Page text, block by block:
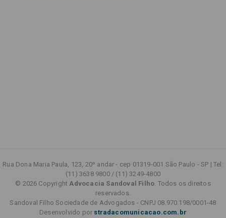
Rua Dona Maria Paula, 123, 20º andar - cep 01319-001 São Paulo - SP | Tel:
(11) 3638 9800 / (11) 3249-4800
© 2026 CopyrightAdvocacia Sandoval Filho. Todos os direitos
reservados.
Sandoval Filho Sociedade de Advogados - CNPJ 08.970.198/0001-48
Desenvolvido por stradacomunicacao.com.br